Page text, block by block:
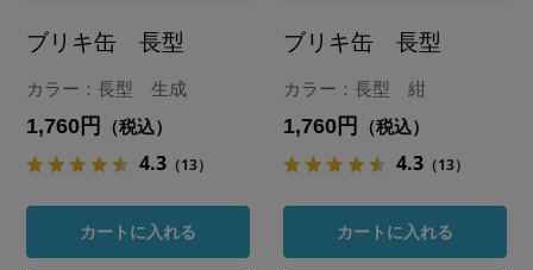
ブリキ缶 長型
カラー：長型 生成
1,760円 （税込）
4.3 （13）
カートに入れる
ブリキ缶 長型
カラー：長型 紺
1,760円 （税込）
4.3 （13）
カートに入れる